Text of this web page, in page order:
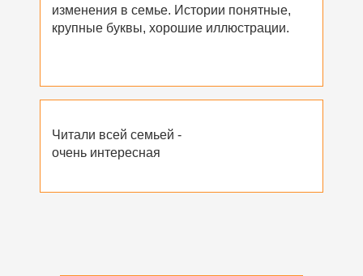
изменения в семье. Истории понятные,
крупные буквы, хорошие иллюстрации.
Читали всей семьей -
очень интересная